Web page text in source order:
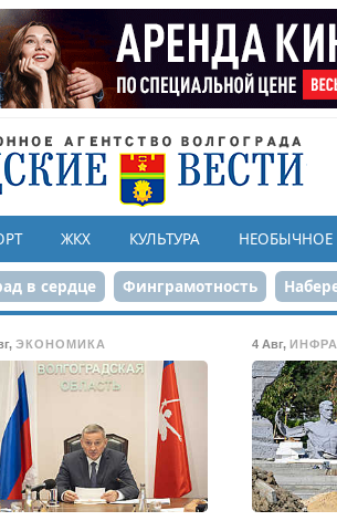
ЖКХ КУЛЬТУРА НЕОБЫЧНОЕ
в сердце Финграмотность
80-летие Победы Парк Героев-
,ЭКОНОМИКА 4 Авг,